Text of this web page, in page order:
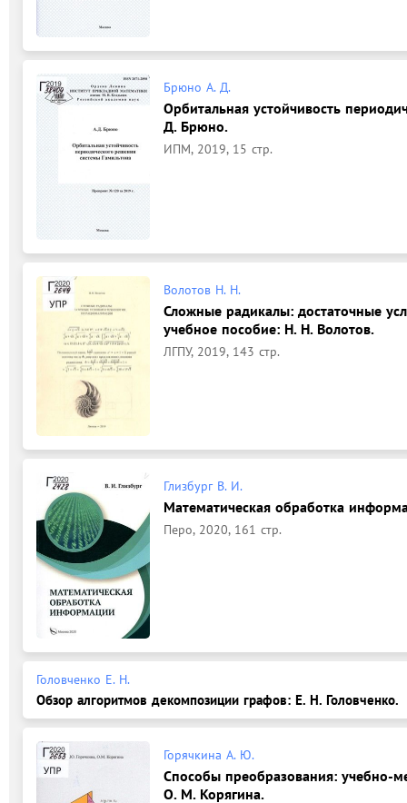
Брюно А. Д.
Орбитальная устойчивость
Д. Брюно.
ИПМ, 2019, 15 стр.
Волотов Н. Н.
Сложные радикалы: достаточные
учебное пособие: Н. Н. Волотов.
ЛГПУ, 2019, 143 стр.
Глизбург В. И.
Математическая обработка
Перо, 2020, 161 стр.
Головченко Е. Н.
Обзор алгоритмов декомпозиции графов: Е. Н. Головченко.
Горячкина А. Ю.
Способы преобразования: учебно-
О. М. Корягина.